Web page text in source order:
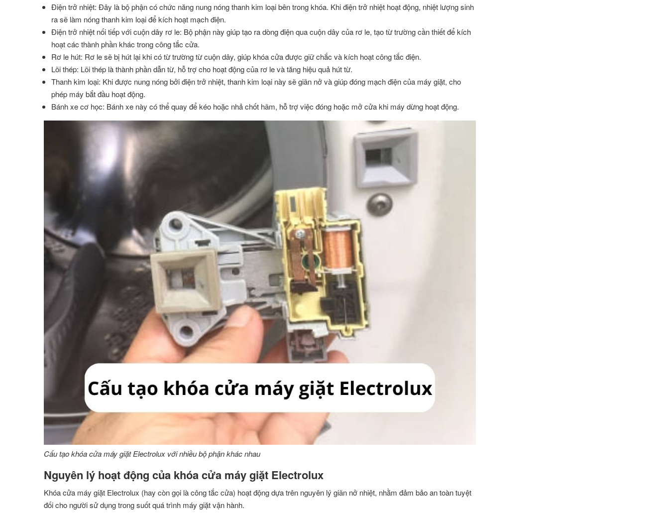
Điện trở nhiệt: Đây là bộ phận có chức năng nung nóng thanh kim loại bên trong khóa. Khi điện trở nhiệt hoạt động, nhiệt lượng sinh
ra sẽ làm nóng thanh kim loại để kích hoạt mạch điện.
Điện trở nhiệt nối tiếp với cuộn dây rơ le: Bộ phận này giúp tạo ra dòng điện qua cuộn dây của rơ le, tạo từ trường cần thiết để kích
hoạt các thành phần khác trong công tắc cửa.
Rơ le hút: Rơ le sẽ bị hút lại khi có từ trường từ cuộn dây, giúp khóa cửa được giữ chắc và kích hoạt công tắc điện.
Lõi thép: Lõi thép là thành phần dẫn từ, hỗ trợ cho hoạt động của rơ le và tăng hiệu quả hút từ.
Thanh kim loại: Khi được nung nóng bởi điện trở nhiệt, thanh kim loại này sẽ giãn nở và giúp đóng mạch điện của máy giặt, cho
phép máy bắt đầu hoạt động.
Bánh xe cơ học: Bánh xe này có thể quay để kéo hoặc nhả chốt hãm, hỗ trợ việc đóng hoặc mở cửa khi máy dừng hoạt động.
Cấu tạo khóa cửa máy giặt Electrolux với nhiều bộ phận khác nhau
Nguyên lý hoạt động của khóa cửa máy giặt Electrolux
Khóa cửa máy giặt Electrolux (hay còn gọi là công tắc cửa) hoạt động dựa trên nguyên lý giãn nở nhiệt, nhằm đảm bảo an toàn tuyệt
đối cho người sử dụng trong suốt quá trình máy giặt vận hành.